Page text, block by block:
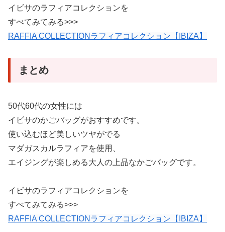
イビサのラフィアコレクションを
すべてみてみる>>>
RAFFIA COLLECTIONラフィアコレクション【IBIZA】
まとめ
50代60代の女性には
イビサのかごバッグがおすすめです。
使い込むほど美しいツヤがでる
マダガスカルラフィアを使用、
エイジングが楽しめる大人の上品なかごバッグです。
イビサのラフィアコレクションを
すべてみてみる>>>
RAFFIA COLLECTIONラフィアコレクション【IBIZA】